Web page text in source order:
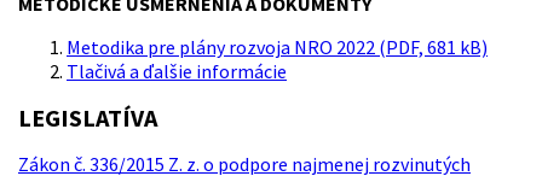
Metodika pre plány rozvoja NRO 2022 (PDF, 681 kB)
Tlačivá a ďalšie informácie
LEGISLATÍVA
Zákon č. 336/2015 Z. z. o podpore najmenej rozvinutých